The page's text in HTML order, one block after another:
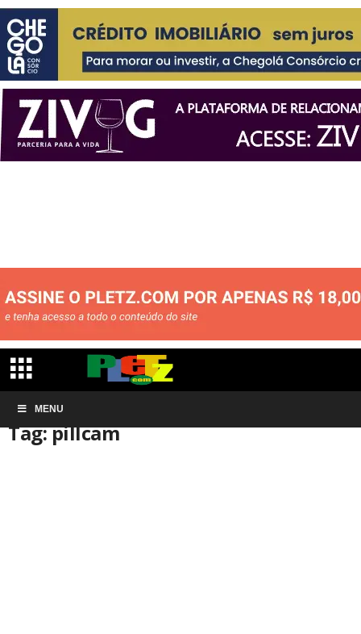
MENU
Início Tags
Tag: pillcam